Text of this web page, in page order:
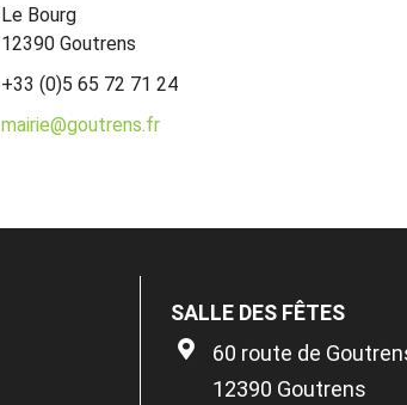
Le Bourg
12390 Goutrens
+33 (0)5 65 72 71 24
mairie@goutrens.fr
SALLE DES FÊTES
60 route de
12390 Goutrens